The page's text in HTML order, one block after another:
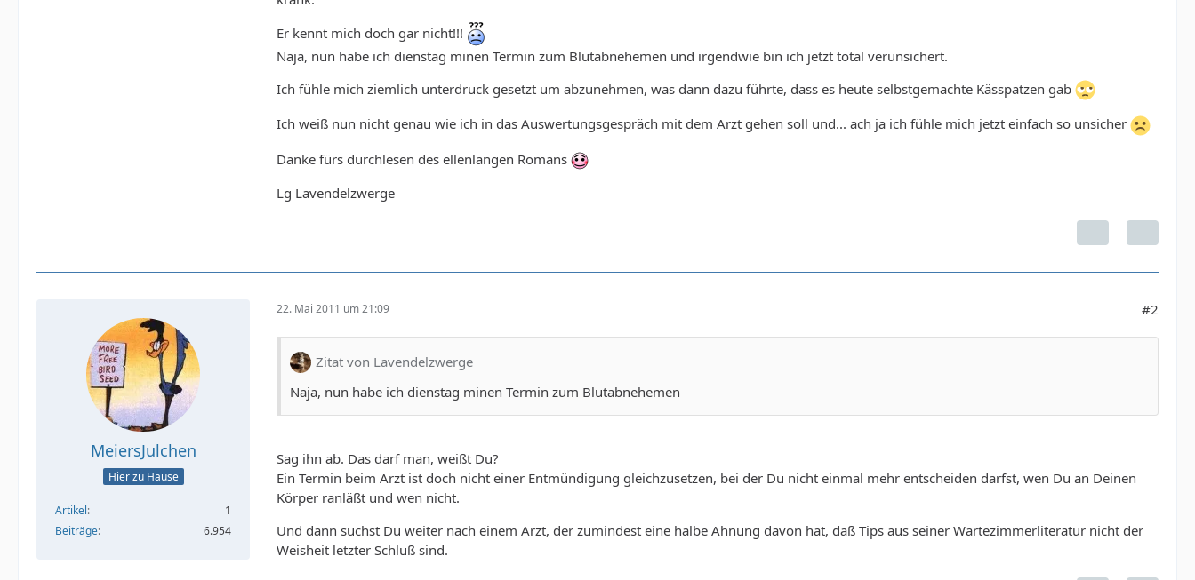
Er kennt mich doch gar nicht!!!
Naja, nun habe ich dienstag minen Termin zum Blutabnehemen und irgendwie bin ich jetzt total verunsichert.
Ich fühle mich ziemlich unterdruck gesetzt um abzunehmen, was dann dazu führte, dass es heute selbstgemachte Kässpatzen gab
Ich weiß nun nicht genau wie ich in das Auswertungsgespräch mit dem Arzt gehen soll und... ach ja ich fühle mich jetzt einfach so unsicher
Danke fürs durchlesen des ellenlangen Romans
Lg Lavendelzwerge
MeiersJulchen
Hier zu Hause
Artikel
1
Beiträge
6.954
22. Mai 2011 um 21:09 #2
Zitat von Lavendelzwerge
Naja, nun habe ich dienstag minen Termin zum Blutabnehemen
Sag ihn ab. Das darf man, weißt Du?
Ein Termin beim Arzt ist doch nicht einer Entmündigung gleichzusetzen, bei der Du nicht einmal mehr entscheiden darfst, wen Du an Deinen
Körper ranläßt und wen nicht.
Und dann suchst Du weiter nach einem Arzt, der zumindest eine halbe Ahnung davon hat, daß Tips aus seiner Wartezimmerliteratur nicht der
Weisheit letzter Schluß sind.